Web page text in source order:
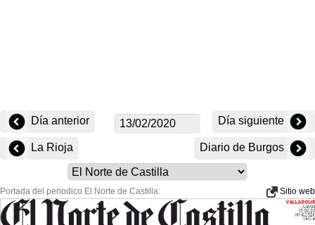
Día anterior Día siguiente
La Rioja Diario de Burgos
Portada del periodico El Norte de Castilla: Sitio web